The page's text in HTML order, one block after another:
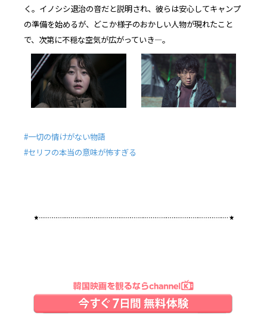
く。イノシシ退治の音だと説明され、彼らは安心してキャンプ
の準備を始めるが、どこか様子のおかしい人物が現れたこと
で、次第に不穏な空気が広がっていき―。
#一切の情けがない物語
#セリフの本当の意味が怖すぎる